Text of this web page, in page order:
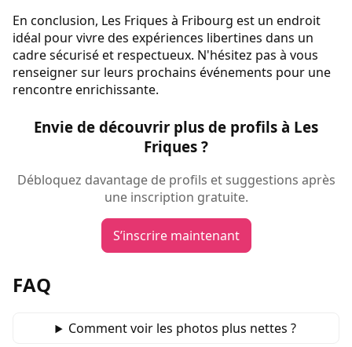
En conclusion, Les Friques à Fribourg est un endroit
idéal pour vivre des expériences libertines dans un
cadre sécurisé et respectueux. N'hésitez pas à vous
renseigner sur leurs prochains événements pour une
rencontre enrichissante.
Envie de découvrir plus de profils à Les
Friques ?
Débloquez davantage de profils et suggestions après
une inscription gratuite.
S’inscrire maintenant
FAQ
Comment voir les photos plus nettes ?